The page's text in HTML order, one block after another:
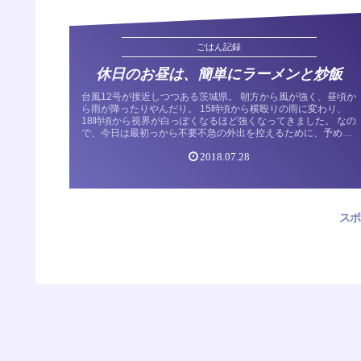
ごはん記録
休日のお昼は、簡単にラーメンと炒飯
台風12号が接近しつつある茨城県。 朝方から風が強く、昼頃か
ら雨が降ったりやんだり。 15時頃から横殴りの雨に変わり、
18時頃から視界が白っぽくなるほど強くなってきました。 なの
で、今日は最初っから不要不急の外出を控えるために、予め買
2018.07.28
ス